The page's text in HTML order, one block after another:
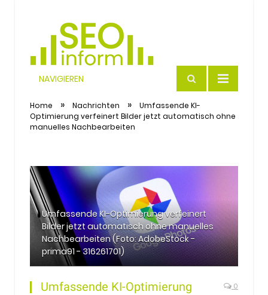
SEO
NAVIGIEREN
Home » Nachrichten »
Umfassende KI-
Optimierung verfeinert Bilder jetzt automatisch ohne
manuelles Nachbearbeiten
Umfassende KI-Optimierung verfeinert
Bilder jetzt automatisch ohne manuelles
Nachbearbeiten (Foto: AdobeStock -
prima91 - 316261701)
Umfassende KI-Optimierung
0